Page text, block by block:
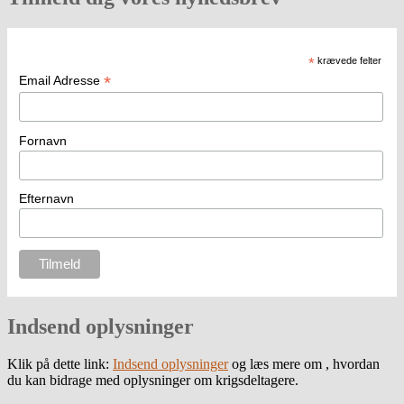
* krævede felter
Email Adresse *
Fornavn
Efternavn
Indsend oplysninger
Klik på dette link: Indsend oplysningerog læs mere om , hvordan
du kan bidrage med oplysninger om krigsdeltagere.